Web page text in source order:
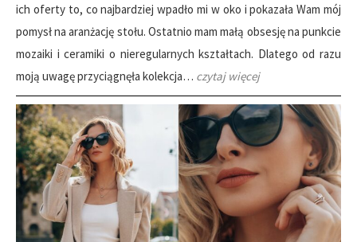
ich oferty to, co najbardziej wpadło mi w oko i pokazała Wam mój
pomysł na aranżację stołu. Ostatnio mam małą obsesję na punkcie
mozaiki i ceramiki o nieregularnych kształtach. Dlatego od razu
moją uwagę przyciągnęła kolekcja… czytaj więcej